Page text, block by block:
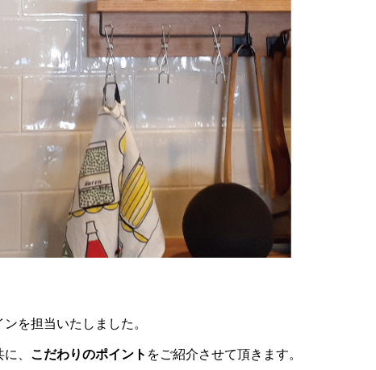
を担当いたしました。
、 こだわりのポイント をご紹介させて頂きます。